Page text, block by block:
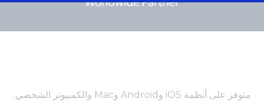
متوفر على أنظمة iOS وAndroid وMac والكمبيوتر الشخصي.